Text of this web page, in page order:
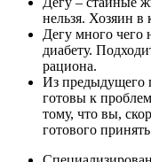
нельзя. Хозяин в
Дегу много чего
диабету.
рациона.
Из предыдущего
готовы к
тому, что вы,
готового